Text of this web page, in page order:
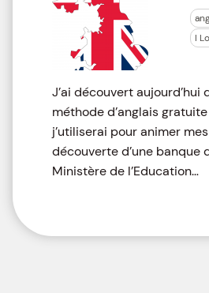
I
J’ai découvert
méthode d’anglais
j’utiliserai pour animer
découverte d’une
Ministère de l’Education…